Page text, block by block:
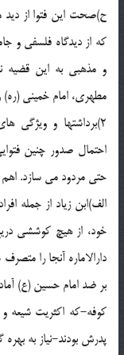
ح)صحت این فتوا از
که از دیدگاه فلسفی و
و مذهبی به این قضیه
مطهری، امام خمینی
2)برداشتها و
احتمال صدور چنین
حتی مردود می سازد.
الف)ابن زیاد از جمله
خود، از هیچ کوششی
دارالاماره آنجا را
بر ضد امام حسین (ع)
کوفه-که اکثریت شیعه
پدرش بودند-نیاز به